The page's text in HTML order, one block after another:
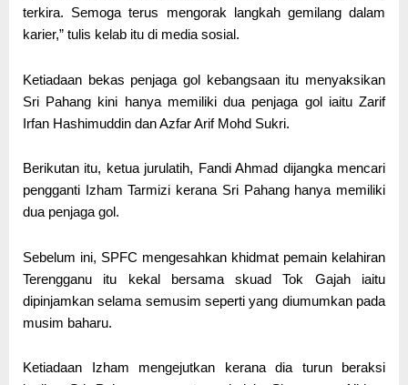
terkira. Semoga terus mengorak langkah gemilang dalam
karier,” tulis kelab itu di media sosial.
Ketiadaan bekas penjaga gol kebangsaan itu menyaksikan
Sri Pahang kini hanya memiliki dua penjaga gol iaitu Zarif
Irfan Hashimuddin dan Azfar Arif Mohd Sukri.
Berikutan itu, ketua jurulatih, Fandi Ahmad dijangka mencari
pengganti Izham Tarmizi kerana Sri Pahang hanya memiliki
dua penjaga gol.
Sebelum ini, SPFC mengesahkan khidmat pemain kelahiran
Terengganu itu kekal bersama skuad Tok Gajah iaitu
dipinjamkan selama semusim seperti yang diumumkan pada
musim baharu.
Ketiadaan Izham mengejutkan kerana dia turun beraksi